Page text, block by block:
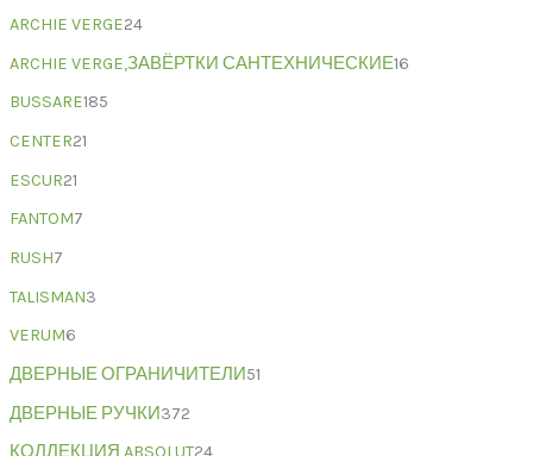
ARCHIE VERGE24
ARCHIE VERGE,ЗАВЁРТКИ САНТЕХНИЧЕСКИЕ16
BUSSARE185
CENTER21
ESCUR21
FANTOM7
RUSH7
TALISMAN3
VERUM6
ДВЕРНЫЕ ОГРАНИЧИТЕЛИ51
ДВЕРНЫЕ РУЧКИ372